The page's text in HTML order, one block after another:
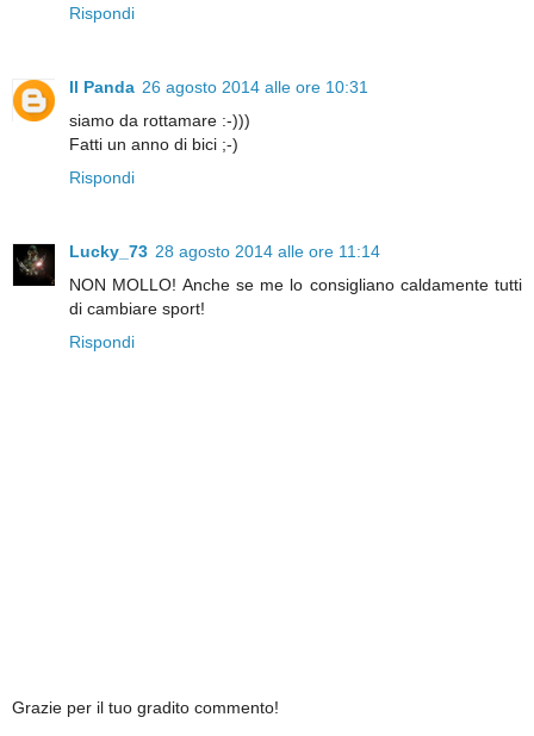
Rispondi
Il Panda 26 agosto 2014 alle ore 10:31
siamo da rottamare :-)))
Fatti un anno di bici ;-)
Rispondi
Lucky_73 28 agosto 2014 alle ore 11:14
NON MOLLO! Anche se me lo consigliano caldamente tutti
di cambiare sport!
Rispondi
Grazie per il tuo gradito commento!